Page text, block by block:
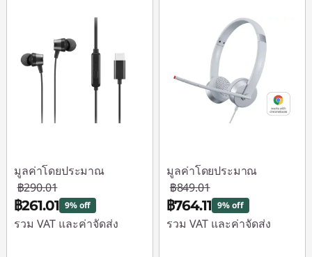
น
มูลค่าโดยประมาณ
฿290.01
฿261.01 9% off
รวม VAT และค่าจัดส่ง
มูลค่าโดยประมาณ
฿849.01
฿764.11 9% off
รวม VAT และค่าจัดส่ง